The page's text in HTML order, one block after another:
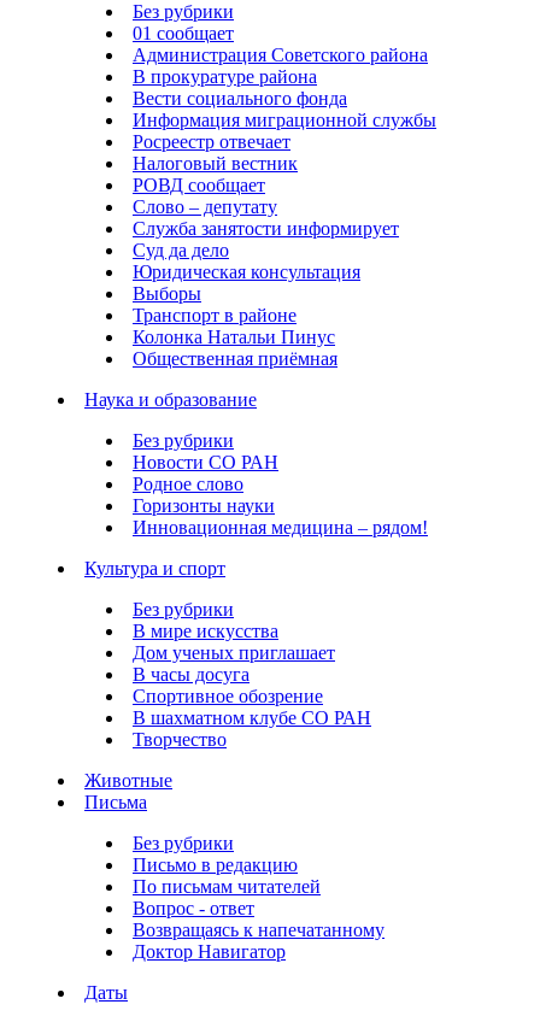
Без рубрики
01 сообщает
Администрация Советского района
В прокуратуре района
Вести социального фонда
Информация миграционной службы
Росреестр отвечает
Налоговый вестник
РОВД сообщает
Слово – депутату
Служба занятости информирует
Суд да дело
Юридическая консультация
Выборы
Транспорт в районе
Колонка Натальи Пинус
Общественная приёмная
Наука и образование
Без рубрики
Новости СО РАН
Родное слово
Горизонты науки
Инновационная медицина – рядом!
Культура и спорт
Без рубрики
В мире искусства
Дом ученых приглашает
В часы досуга
Спортивное обозрение
В шахматном клубе СО РАН
Творчество
Животные
Письма
Без рубрики
Письмо в редакцию
По письмам читателей
Вопрос - ответ
Возвращаясь к напечатанному
Доктор Навигатор
Даты